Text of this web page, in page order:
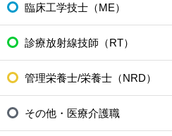
臨床工学技士（ME）
診療放射線技師（RT）
管理栄養士/栄養士（NRD）
その他・医療介護職